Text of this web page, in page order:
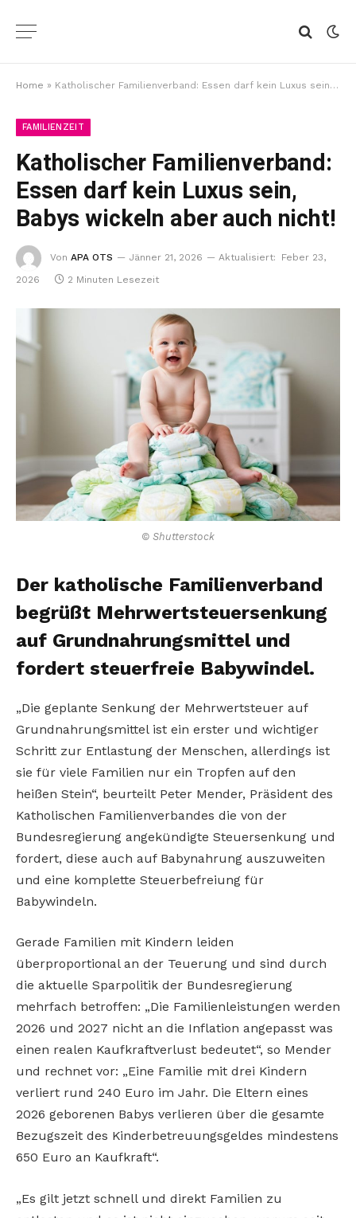
Home » Katholischer Familienverband: Essen darf kein Luxus sein, Babys wickeln aber auch nicht!
FAMILIENZEIT
Katholischer Familienverband:
Essen darf kein Luxus sein,
Babys wickeln aber auch nicht!
Von APA OTS Jänner 21, 2026 Aktualisiert:
Feber 23,
2026
2 Minuten Lesezeit
© Shutterstock
Der katholische Familienverband
begrüßt Mehrwertsteuersenkung
auf Grundnahrungsmittel und
fordert steuerfreie Babywindel.
„Die geplante Senkung der Mehrwertsteuer auf
Grundnahrungsmittel ist ein erster und wichtiger
Schritt zur Entlastung der Menschen, allerdings ist
sie für viele Familien nur ein Tropfen auf den
heißen Stein“, beurteilt Peter Mender, Präsident des
Katholischen Familienverbandes die von der
Bundesregierung angekündigte Steuersenkung und
fordert, diese auch auf Babynahrung auszuweiten
und eine komplette Steuerbefreiung für
Babywindeln.
Gerade Familien mit Kindern leiden
überproportional an der Teuerung und sind durch
die aktuelle Sparpolitik der Bundesregierung
mehrfach betroffen: „Die Familienleistungen werden
2026 und 2027 nicht an die Inflation angepasst was
einen realen Kaufkraftverlust bedeutet“, so Mender
und rechnet vor: „Eine Familie mit drei Kindern
verliert rund 240 Euro im Jahr. Die Eltern eines
2026 geborenen Babys verlieren über die gesamte
Bezugszeit des Kinderbetreuungsgeldes mindestens
650 Euro an Kaufkraft“.
„Es gilt jetzt schnell und direkt Familien zu